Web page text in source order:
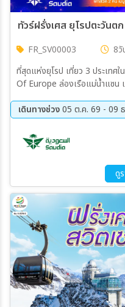
ทัวร์ฝรั่งเศส ยุโรปตะวันต
FR_SV00003 8วั
ที่สุดแห่งยุโรป เที่ยว 3 ประเทศ
Of Europe ล่องเรือแม่น้ำแซน
เดินทางช่วง05 ต.ค. 69 - 09
20 พ.ย. 69 - 27 พ.ย. 69
ดู